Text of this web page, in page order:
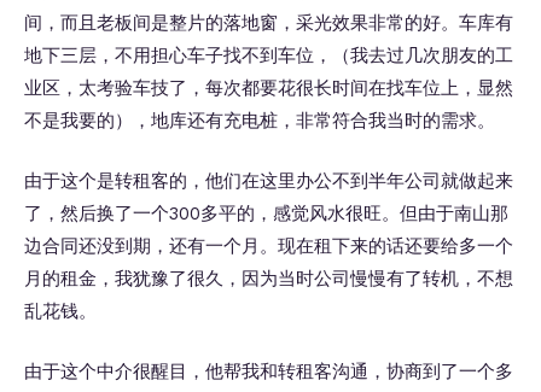
间，而且老板间是整片的落地窗，采光效果非常的好。车库有
地下三层，不用担心车子找不到车位，（我去过几次朋友的工
业区，太考验车技了，每次都要花很长时间在找车位上，显然
不是我要的），地库还有充电桩，非常符合我当时的需求。
由于这个是转租客的，他们在这里办公不到半年公司就做起来
了，然后换了一个300多平的，感觉风水很旺。但由于南山那
边合同还没到期，还有一个月。现在租下来的话还要给多一个
月的租金，我犹豫了很久，因为当时公司慢慢有了转机，不想
乱花钱。
由于这个中介很醒目，他帮我和转租客沟通，协商到了一个多